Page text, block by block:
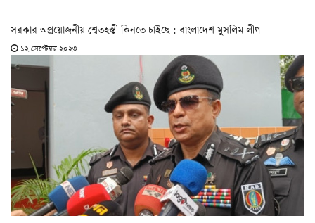
সরকার অপ্রয়োজনীয় শ্বেতহস্তী কিনতে চাইছে : বাংলাদেশ মুসলিম লীগ
১২ সেপ্টেম্বর ২০২৩